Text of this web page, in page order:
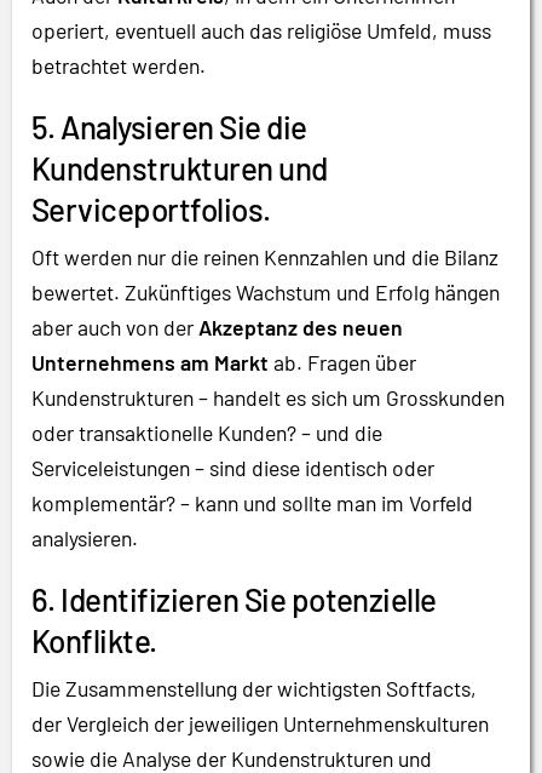
operiert, eventuell auch das religiöse Umfeld, muss
betrachtet werden.
5. Analysieren Sie die
Kundenstrukturen und
Serviceportfolios.
Oft werden nur die reinen Kennzahlen und die Bilanz
bewertet. Zukünftiges Wachstum und Erfolg hängen
aber auch von der Akzeptanz des neuen
Unternehmens am Markt ab. Fragen über
Kundenstrukturen – handelt es sich um Grosskunden
oder transaktionelle Kunden? – und die
Serviceleistungen – sind diese identisch oder
komplementär? – kann und sollte man im Vorfeld
analysieren.
6. Identifizieren Sie potenzielle
Konflikte.
Die Zusammenstellung der wichtigsten Softfacts,
der Vergleich der jeweiligen Unternehmenskulturen
sowie die Analyse der Kundenstrukturen und